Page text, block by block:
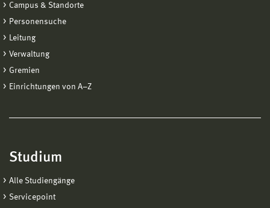
Campus & Standorte
Personensuche
Leitung
Verwaltung
Gremien
Einrichtungen von A−Z
Studium
Alle Studiengänge
Servicepoint